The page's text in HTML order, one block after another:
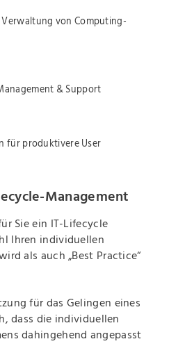
von Computing-
& Support
für produktivere User
Management
Sie ein IT-Lifecycle
Ihren individuellen
als auch „Best Practice“
für das Gelingen eines
dass die individuellen
dahingehend angepasst